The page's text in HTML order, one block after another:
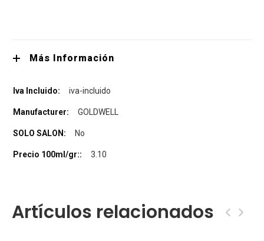
Más Información
iva-incluido
GOLDWELL
No
3.10
Artículos relacionados ‹ ›